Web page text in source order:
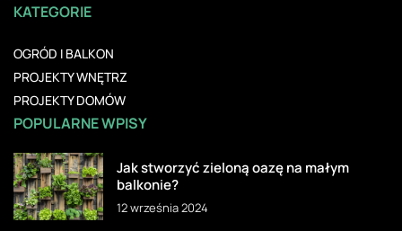
KATEGORIE
OGRÓD I BALKON
PROJEKTY WNĘTRZ
PROJEKTY DOMÓW
POPULARNE WPISY
Jak stworzyć zieloną oazę na małym
balkonie?
12 września 2024